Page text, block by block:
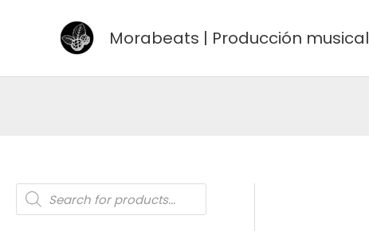
Morabeats | Producción musical
Búsqueda
de
productos